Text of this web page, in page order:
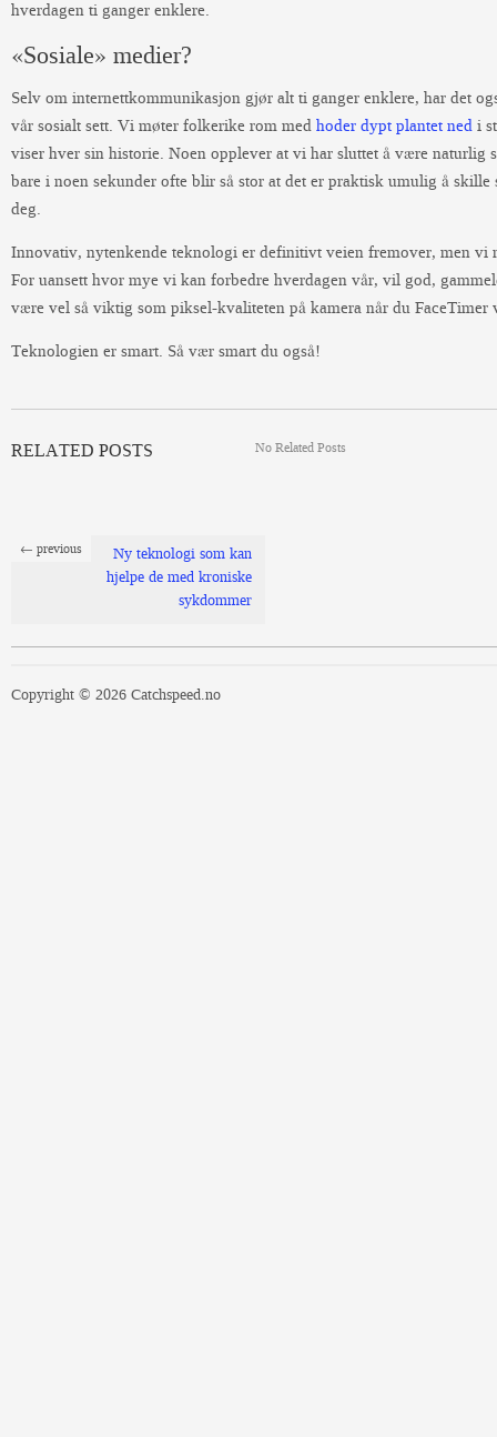
hverdagen ti ganger enklere.
«Sosiale» medier?
Selv om internettkommunikasjon gjør alt ti ganger enklere, har det
vår sosialt sett. Vi møter folkerike rom med hoder dypt plantet ned i
viser hver sin historie. Noen opplever at vi har sluttet å være naturlig
bare i noen sekunder ofte blir så stor at det er praktisk umulig å
deg.
Innovativ, nytenkende teknologi er definitivt veien fremover, men vi
For uansett hvor mye vi kan forbedre hverdagen vår, vil god,
være vel så viktig som piksel-kvaliteten på kamera når du FaceTimer
Teknologien er smart. Så vær smart du også!
RELATED POSTS No Related Posts
← previous
Ny teknologi som kan
hjelpe de med kroniske
sykdommer
Copyright © 2026 Catchspeed.no